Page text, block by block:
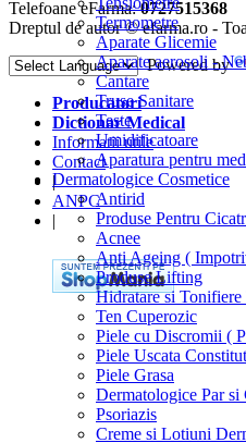
Termometre
Aparate Glicemie
Aparate aerosoli -
Cantare
Truse Sanitare
Teste
Umidificatoare
Aparatura pentru
Dermatologice Cosmetice
Antirid
Produse Pentru
Acnee
Anti Ageing (
Produse Lifting
Hidratare si Tonifiere
Ten Cuperozic
Piele cu Discromii (
Piele Uscata
Piele Grasa
Dermatologice Par si
Psoriazis
Creme si Lotiuni
Telefoane eFarma:0727515368
Dreptul de autor © efarma.ro -
Powered by
Producatori
Dictionar Medical
Informatii utile
Contact
|
ANPC
|